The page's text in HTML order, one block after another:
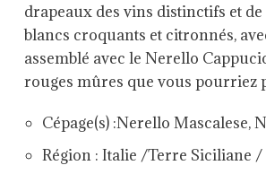
drapeaux des vins distinctifs et
blancs croquants et citronnés,
assemblé avec le Nerello
rouges mûres que vous pourriez
Cépage(s) :Nerello Mascalese,
Région : Italie /Terre Siciliane /